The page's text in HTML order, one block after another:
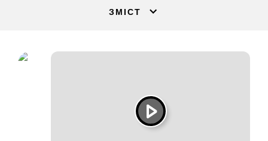
ЗМІСТ